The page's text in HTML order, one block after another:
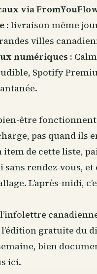
via
: livraison même
villes
numériques :
Spotify
être
pas quand ils
item de cette liste,
sans rendez-vous, et
L’après-midi,
l’édition gratuite du
bien
ici.